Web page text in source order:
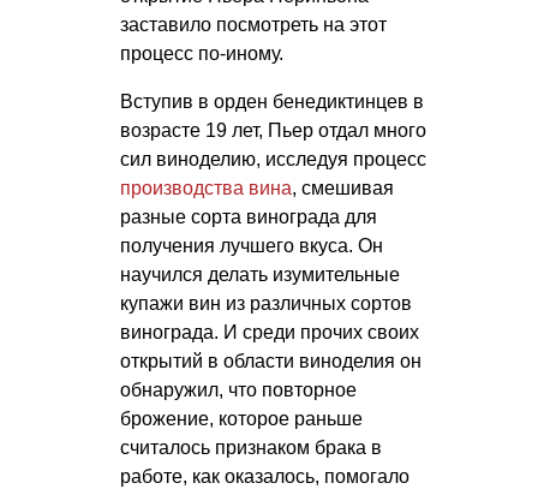
заставило посмотреть на этот
процесс по-иному.
Вступив в орден бенедиктинцев в
возрасте 19 лет, Пьер отдал много
сил виноделию, исследуя процесс
производства вина, смешивая
разные сорта винограда для
получения лучшего вкуса. Он
научился делать изумительные
купажи вин из различных сортов
винограда. И среди прочих своих
открытий в области виноделия он
обнаружил, что повторное
брожение, которое раньше
считалось признаком брака в
работе, как оказалось, помогало